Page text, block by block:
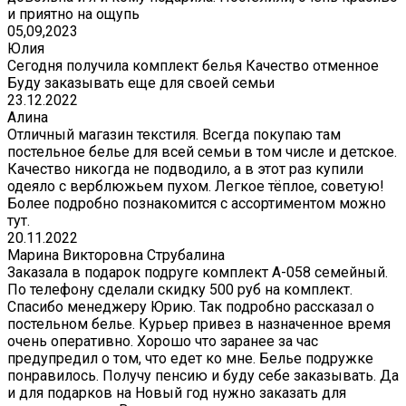
и приятно на ощупь
05,09,2023
Юлия
Сегодня получила комплект белья Качество отменное
Буду заказывать еще для своей семьи
23.12.2022
Алина
Отличный магазин текстиля. Всегда покупаю там
постельное белье для всей семьи в том числе и детское.
Качество никогда не подводило, а в этот раз купили
одеяло с верблюжьем пухом. Легкое тёплое, советую!
Более подробно познакомится с ассортиментом можно
тут.
20.11.2022
Марина Викторовна Струбалина
Заказала в подарок подруге комплект А-058 семейный.
По телефону сделали скидку 500 руб на комплект.
Спасибо менеджеру Юрию. Так подробно рассказал о
постельном белье. Курьер привез в назначенное время
очень оперативно. Хорошо что заранее за час
предупредил о том, что едет ко мне. Белье подружке
понравилось. Получу пенсию и буду себе заказывать. Да
и для подарков на Новый год нужно заказать для